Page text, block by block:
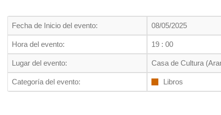
Fecha de Inicio del evento: 08/05/2025
Hora del evento: 19 : 00
Lugar del evento: Casa de Cultura
Categoría del evento: Libros